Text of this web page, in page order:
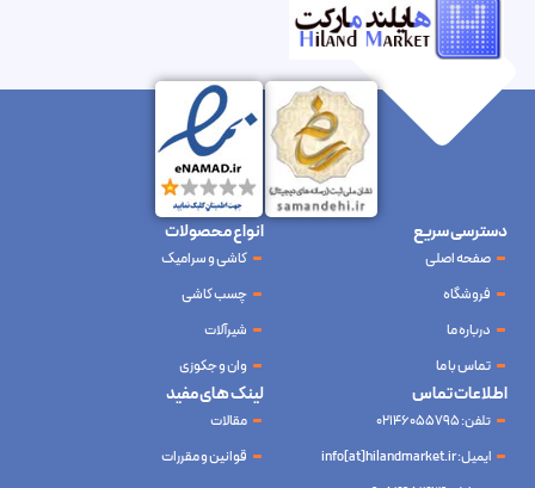
دسترسی سریع
صفحه اصلی
فروشگاه
درباره ما
تماس با ما
انواع محصولات
کاشی و سرامیک
چسب کاشی
شیرآلات
وان و جکوزی
لینک های مفید
مقالات
قوانین و مقررات
اطلاعات تماس
تلفن: 02146055795
ایمیل: info[at]hilandmarket.ir